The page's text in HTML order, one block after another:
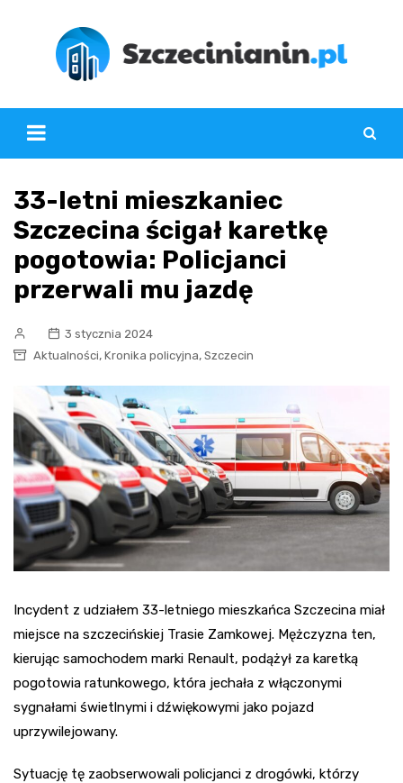
33-letni mieszkaniec
Szczecina ścigał karetkę
pogotowia: Policjanci
przerwali mu jazdę
3 stycznia 2024
Aktualności, Kronika policyjna, Szczecin
Incydent z udziałem 33-letniego mieszkańca Szczecina miał
miejsce na szczecińskiej Trasie Zamkowej. Mężczyzna ten,
kierując samochodem marki Renault, podążył za karetką
pogotowia ratunkowego, która jechała z włączonymi
sygnałami świetlnymi i dźwiękowymi jako pojazd
uprzywilejowany.
Sytuację tę zaobserwowali policjanci z drogówki, którzy